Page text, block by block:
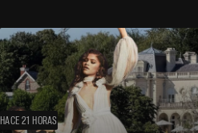
HACE 21 HORAS